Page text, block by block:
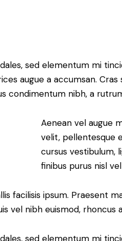
sed elementum mi
augue a accumsan.
condimentum nibh, a
Aenean vel augue
velit, pellentesque
cursus vestibulum,
finibus purus nisl
facilisis ipsum. Praesent
vel nibh euismod, rhoncus
sed elementum mi